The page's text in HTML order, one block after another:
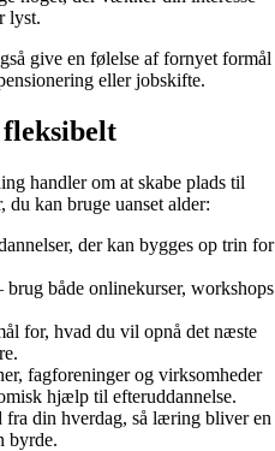
lyst.
give en følelse af fornyet formål
eller jobskifte.
handler om at skabe plads til
kan bruge uanset alder:
der kan bygges op trin for
brug både onlinekurser, workshops
for, hvad du vil opnå det næste
fagforeninger og virksomheder
hjælp til efteruddannelse.
din hverdag, så læring bliver en
byrde.